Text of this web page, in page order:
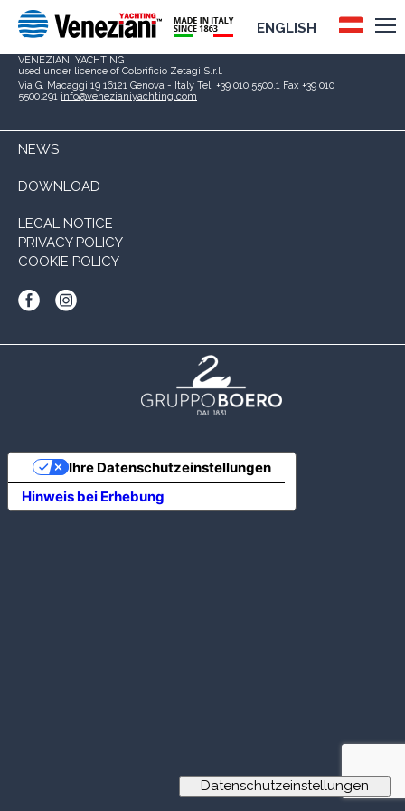
ENGLISH
Boero Bartolomeo S.p.A. Società soggetta a direzione e coordinamento di
CIN – CORPORAÇÃO INDUSTRIAL DO NORTE, S.A.
VENEZIANI YACHTING
used under licence of Colorificio Zetagi S.r.l.
Via G. Macaggi 19 16121 Genova - Italy Tel. +39 010 5500.1 Fax +39 010
5500.291 info@venezianiyachting.com
NEWS
DOWNLOAD
LEGAL NOTICE
PRIVACY POLICY
COOKIE POLICY
Hinweis bei Erhebung
Ihre Datenschutzeinstellungen